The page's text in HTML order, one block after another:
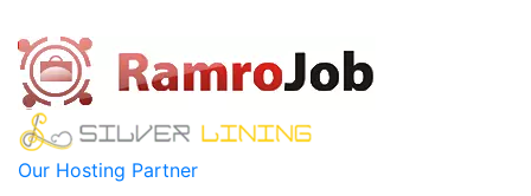
Our Hosting Partner